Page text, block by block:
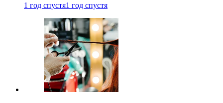
1 год спустя1 год спустя